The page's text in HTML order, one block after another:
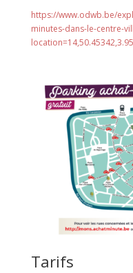
https://www.odwb.be/
minutes-dans-le-centre-
Tarifs